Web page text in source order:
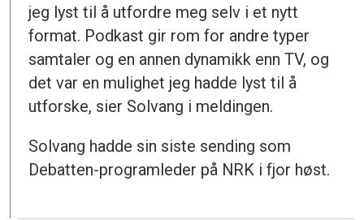
jeg lyst til å utfordre meg selv i et nytt
format. Podkast gir rom for andre typer
samtaler og en annen dynamikk enn TV, og
det var en mulighet jeg hadde lyst til å
utforske, sier Solvang i meldingen.
Solvang hadde sin siste sending som
Debatten-programleder på NRK i fjor høst.